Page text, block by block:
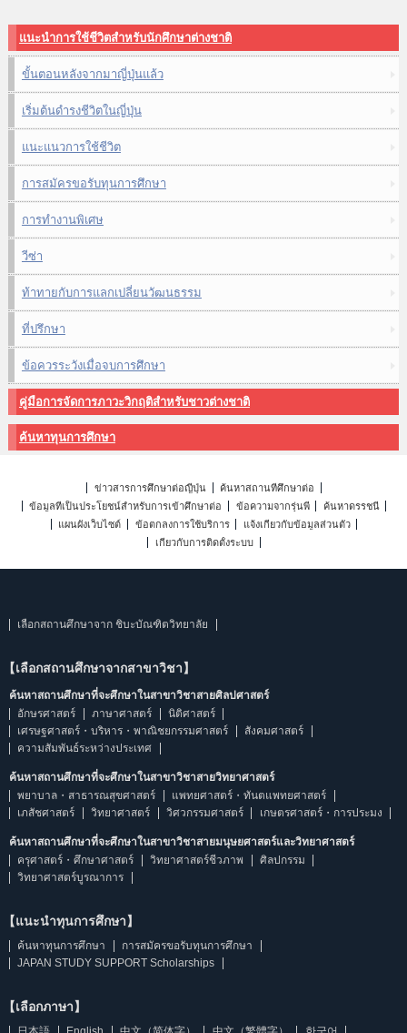
แนะนำการใช้ชีวิตสำหรับนักศึกษาต่างชาติ
ขั้นตอนหลังจากมาญี่ปุ่นแล้ว
เริ่มต้นดำรงชีวิตในญี่ปุ่น
แนะแนวการใช้ชีวิต
การสมัครขอรับทุนการศึกษา
การทำงานพิเศษ
วีซ่า
ท้าทายกับการแลกเปลี่ยนวัฒนธรรม
ที่ปรึกษา
ข้อควรระวังเมื่อจบการศึกษา
คู่มือการจัดการภาวะวิกฤติสำหรับชาวต่างชาติ
ค้นหาทุนการศึกษา
ข่าวสารการศึกษาต่อญี่ปุ่น
ค้นหาสถานที่ศึกษาต่อ
ข้อมูลที่เป็นประโยชน์สำหรับการเข้าศึกษาต่อ
ข้อความจากรุ่นพี่
ค้นหาดรรชนี
แผนผังเว็บไซต์
ข้อตกลงการใช้บริการ
แจ้งเกี่ยวกับข้อมูลส่วนตัว
เกี่ยวกับการติดตั้งระบบ
เลือกสถานศึกษาจาก ชิบะบัณฑิตวิทยาลัย
【เลือกสถานศึกษาจากสาขาวิชา】
ค้นหาสถานศึกษาที่จะศึกษาในสาขาวิชาสายศิลปศาสตร์
อักษรศาสตร์
ภาษาศาสตร์
นิติศาสตร์
เศรษฐศาสตร์・บริหาร・พาณิชยกรรมศาสตร์
สังคมศาสตร์
ความสัมพันธ์ระหว่างประเทศ
ค้นหาสถานศึกษาที่จะศึกษาในสาขาวิชาสายวิทยาศาสตร์
พยาบาล・สาธารณสุขศาสตร์
แพทยศาสตร์・ทันตแพทยศาสตร์
เภสัชศาสตร์
วิทยาศาสตร์ วิศวกรรมศาสตร์ เกษตรศาสตร์・การประมง
ค้นหาสถานศึกษาที่จะศึกษาในสาขาวิชาสายมนุษยศาสตร์และวิทยาศาสตร์
ครุศาสตร์・ศึกษาศาสตร์
วิทยาศาสตร์ชีวภาพ
ศิลปกรรม
วิทยาศาสตร์บูรณาการ
【แนะนำทุนการศึกษา】
ค้นหาทุนการศึกษา
การสมัครขอรับทุนการศึกษา
JAPAN STUDY SUPPORT Scholarships
【เลือกภาษา】